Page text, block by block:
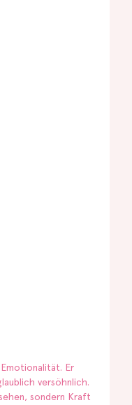
Er
versöhnlich.
sondern Kraft